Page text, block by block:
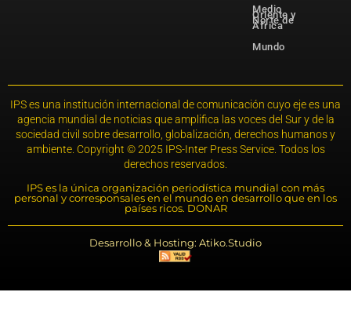
Medio
Oriente y
Norte de
África
Mundo
IPS es una institución internacional de comunicación cuyo eje es una
agencia mundial de noticias que amplifica las voces del Sur y de la
sociedad civil sobre desarrollo, globalización, derechos humanos y
ambiente. Copyright © 2025 IPS-Inter Press Service. Todos los
derechos reservados.
IPS es la única organización periodística mundial con más
personal y corresponsales en el mundo en desarrollo que en los
países ricos. DONAR
Desarrollo & Hosting: Atiko.Studio